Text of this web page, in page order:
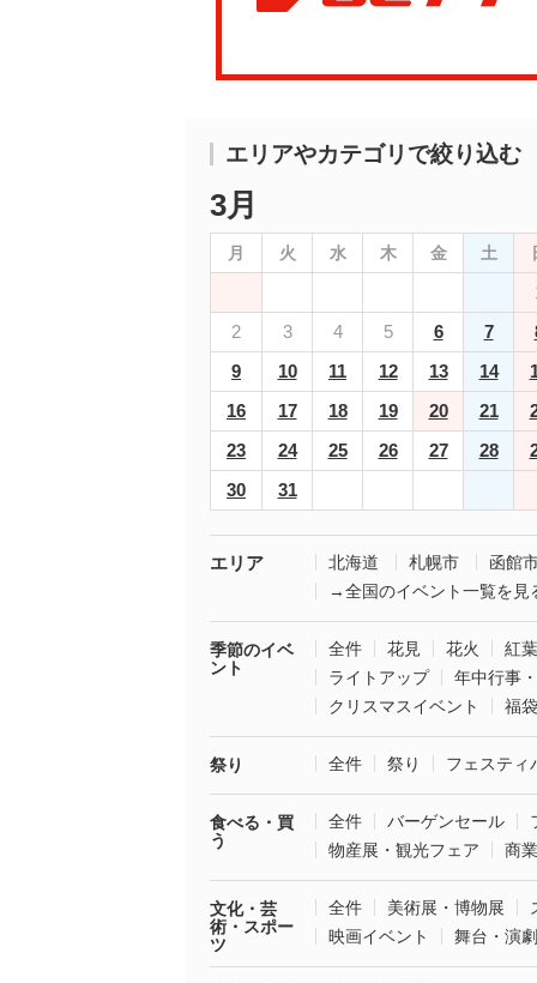
エリアやカテゴリで絞り込む
3月
月 火 水 木 金 土
2
3 4 5 6 7
9
10 11 12 13 14
16
17 18 19 20 21
23
24 25 26 27 28
30
31
エリア 北海道 札幌市
函館
→全国のイベント一覧を見
季節のイベ
ント
全件 花見 花火
紅葉
ライトアップ
年中行事
クリスマスイベント
福
祭り 全件 祭り フェスティ
食べる・買
う
全件 バーゲンセール
物産展・観光フェア
商
文化・芸
術・スポー
ツ
全件 美術展・博物展
映画イベント
舞台・演劇